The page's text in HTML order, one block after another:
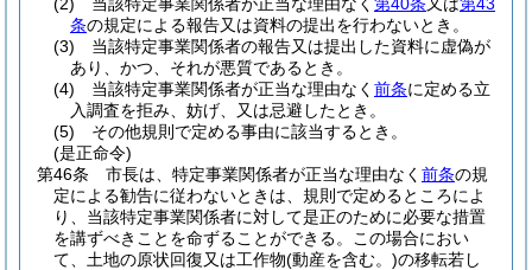
条の規定による報告又は資料の提出を行わないとき。
(3)
当該特定事業関係者の報告又は提出した資料に虚偽が
あり、かつ、それが悪質であるとき。
(4)
当該特定事業関係者が正当な理由なく 前条に定める立
入調査を拒み、妨げ、又は忌避したとき。
(5)
その他規則で定める事由に該当するとき。
(是正命令)
第46条
市長は、特定事業関係者が正当な理由なく 前条の規
定による勧告に従わないときは、規則で定めるところによ
り、当該特定事業関係者に対して是正のために必要な措置
を講ずべきことを命ずることができる。
この場合におい
て、土地の原状回復又は工作物(動産を含む。)の移転若し